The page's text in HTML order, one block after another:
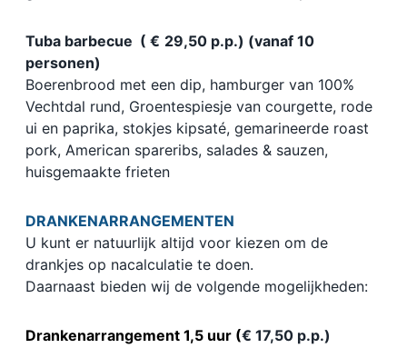
Tuba barbecue ( € 29,50 p.p.) (vanaf 10
personen)
Boerenbrood met een dip, hamburger van 100%
Vechtdal rund, Groentespiesje van courgette, rode
ui en paprika, stokjes kipsaté, gemarineerde roast
pork, American spareribs, salades & sauzen,
huisgemaakte frieten
DRANKENARRANGEMENTEN
U kunt er natuurlijk altijd voor kiezen om de
drankjes op nacalculatie te doen.
Daarnaast bieden wij de volgende mogelijkheden:
Drankenarrangement 1,5 uur (€ 17,50 p.p.)